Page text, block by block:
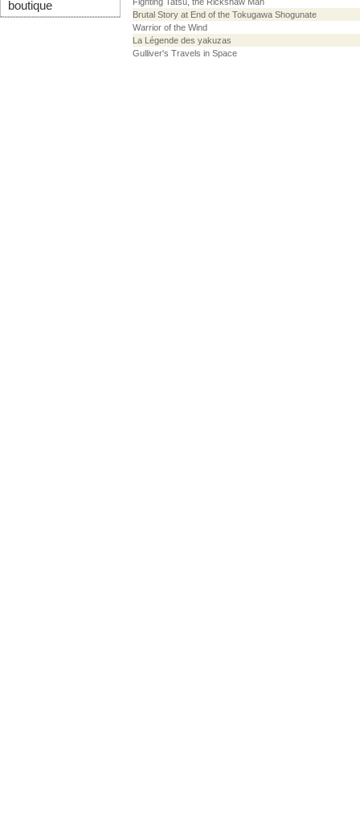
Brutal Story at End of the Tokugawa Shogunate
Warrior of the Wind
La Légende des yakuzas
Gulliver's Travels in Space
boutique